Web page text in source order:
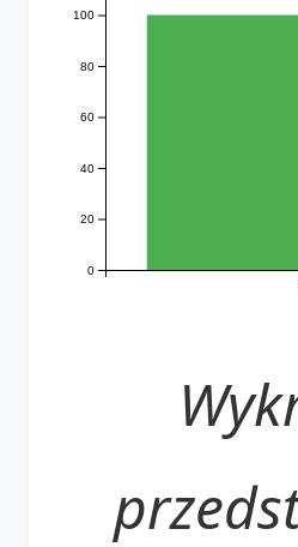
0
20
40
60
80
100